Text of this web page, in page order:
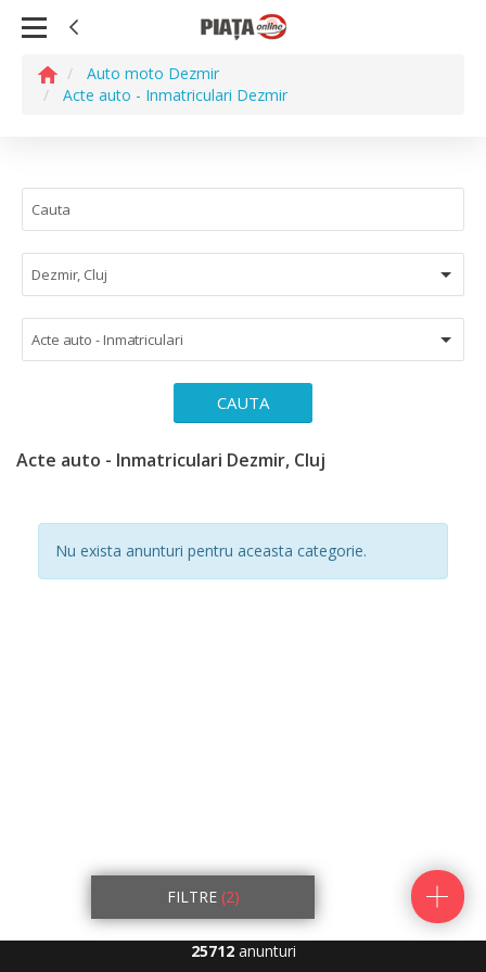
Auto moto Dezmir
Acte auto - Inmatriculari Dezmir
Dezmir, Cluj
Acte auto - Inmatriculari
CAUTA
Acte auto - Inmatriculari Dezmir, Cluj
Nu exista anunturi pentru aceasta categorie.
FILTRE (2)
25712anunturi